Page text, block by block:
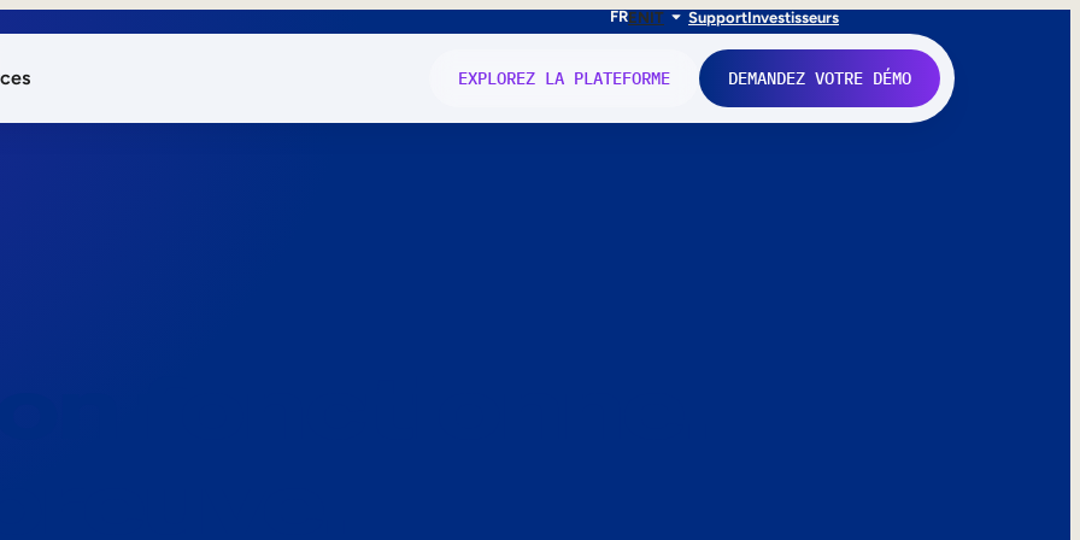
FRENIT SupportInvestisseurs
EXPLOREZ LA PLATEFORME DEMANDEZ VOTRE DÉMO